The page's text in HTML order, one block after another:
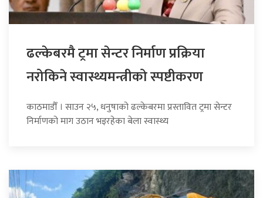
ढल्केबरमै ट्रमा सेन्टर निर्माण प्रक्रिया
नरोकिने स्वास्थ्यमन्त्रीको स्पष्टीकरण
काठमाडौँ । साउन २५, धनुषाको ढल्केबरमा प्रस्तावित ट्रमा सेन्टर
निर्माणको माग उठान भइरहेका बेला स्वास्थ्य